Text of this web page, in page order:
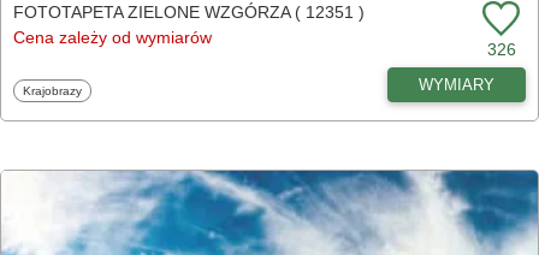
FOTOTAPETA ZIELONE WZGÓRZA ( 12351 )
Cena zależy od wymiarów
326
Fototapety
Krajobrazy WYMIARY